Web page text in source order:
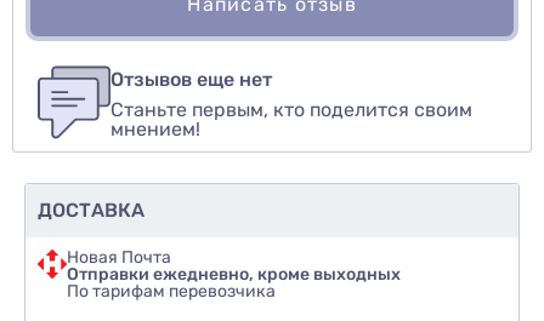
авторизуйтесь иливойдите
Оценить товар
Отзывов еще нет
Станьте первым, кто поделится своим
мнением!
ДОСТАВКА
Новая Почта
Отправки ежедневно, кроме выходных
По тарифам перевозчика